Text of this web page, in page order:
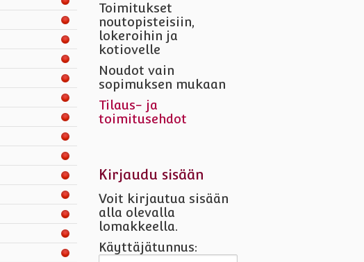
Toimitukset
noutopisteisiin,
lokeroihin ja
kotiovelle
Noudot vain
sopimuksen mukaan
Tilaus- ja
toimitusehdot
Kirjaudu sisään
Voit kirjautua sisään
alla olevalla
lomakkeella.
Käyttäjätunnus: